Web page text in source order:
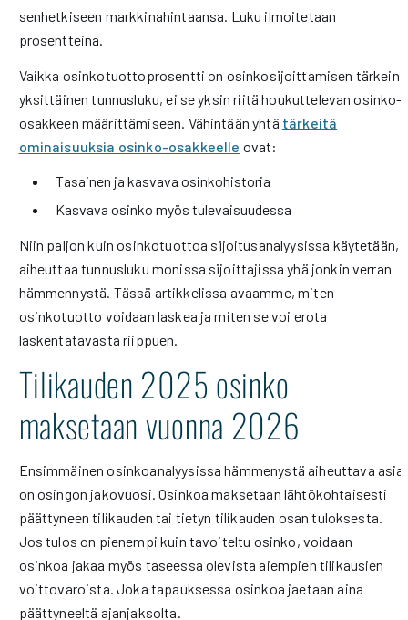
senhetkiseen markkinahintaansa. Luku ilmoitetaan
prosentteina.
Vaikka osinkotuottoprosentti on osinkosijoittamisen tärkein
yksittäinen tunnusluku, ei se yksin riitä houkuttelevan osinko-
osakkeen määrittämiseen. Vähintään yhtä tärkeitä
ominaisuuksia osinko-osakkeelle ovat:
Tasainen ja kasvava osinkohistoria
Kasvava osinko myös tulevaisuudessa
Niin paljon kuin osinkotuottoa sijoitusanalyysissa käytetään,
aiheuttaa tunnusluku monissa sijoittajissa yhä jonkin verran
hämmennystä. Tässä artikkelissa avaamme, miten
osinkotuotto voidaan laskea ja miten se voi erota
laskentatavasta riippuen.
Tilikauden 2025 osinko
maksetaan vuonna 2026
Ensimmäinen osinkoanalyysissa hämmenystä aiheuttava asia
on osingon jakovuosi. Osinkoa maksetaan lähtökohtaisesti
päättyneen tilikauden tai tietyn tilikauden osan tuloksesta.
Jos tulos on pienempi kuin tavoiteltu osinko, voidaan
osinkoa jakaa myös taseessa olevista aiempien tilikausien
voittovaroista. Joka tapauksessa osinkoa jaetaan aina
päättyneeltä ajanjaksolta.